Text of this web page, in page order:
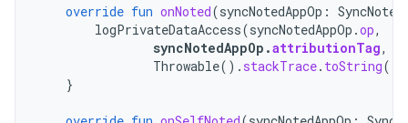
override fun onNoted(syncNotedAppOp :
logPrivateDataAccess(syncNotedAppOp .op,
syncNotedAppOp .attributionTag,
Throwable(). stackTrace. toString())
}